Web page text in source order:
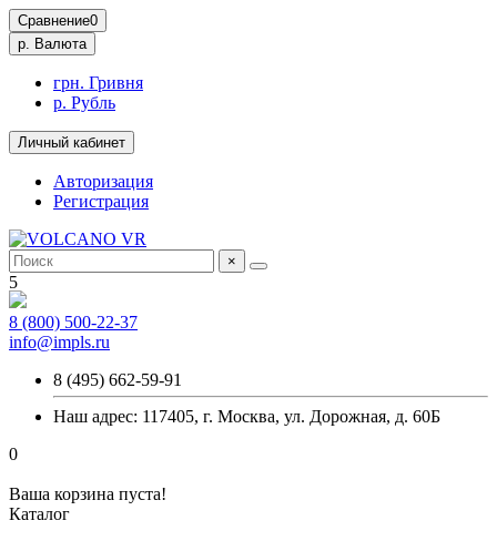
Сравнение0
р. Валюта
грн. Гривня
р. Рубль
Личный кабинет
Авторизация
Регистрация
×
5
8 (800) 500-22-37
info@impls.ru
8 (495) 662-59-91
Наш адрес: 117405, г. Москва, ул. Дорожная, д. 60Б
0
Ваша корзина пуста!
Каталог